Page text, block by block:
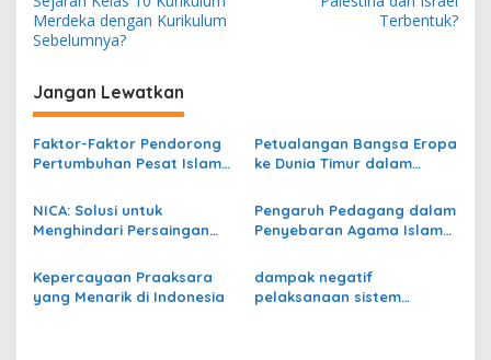
v
g
a
s
p
o
s
Merdeka dengan Kurikulum
Sebelumnya?
Terbentuk?
Jangan Lewatkan
Faktor-Faktor Pendorong
Pertumbuhan Pesat Islam
Petualangan Bangsa Eropa
ke Dunia Timur dalam
Nasrani
NICA: Solusi untuk
Menghindari Persaingan
Belanda
Pengaruh Pedagang dalam
Penyebaran Agama Islam
Kepercayaan Praaksara
yang Menarik di Indonesia
dampak negatif
pelaksanaan sistem